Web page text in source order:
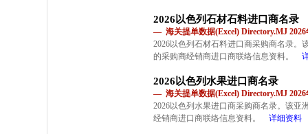
2026以色列石材石料进口商名录
— 海关提单数据(Excel) Directory.MJ 2026
2026以色列石材石料进口商采购商名录。
的采购商经销商进口商联络信息资料。
2026以色列水果进口商名录
— 海关提单数据(Excel) Directory.MJ 2026
2026以色列水果进口商采购商名录。该亚
经销商进口商联络信息资料。
详细资料